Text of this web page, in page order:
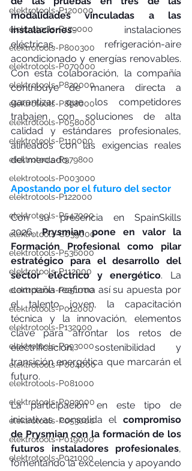
elektrotools-P120000
elektrotools-P179000
elektrotools-P800300
elektrotools-P070000
elektrotools-P820000
elektrotools-P898000
elektrotools-P058000
elektrotools-P110000
elektrotools-P979800
elektrotools-P003000
elektrotools-P122000
elektrotools-P547000
elektrotools-C039000
elektrotools-P536000
elektrotools-P112000
elektrotools-P051000
elektrotools-P012000
elektrotools-P132000
elektrotools-P993000
elektrotools-P004000
elektrotools-P081000
elektrotools-P093000
elektrotools-P053000
elektrotools-P019000
elektrotools-P021000
modalidades vinculadas a las
instalaciones- instalaciones
eléctricas, refrigeración-aire
acondicionado y energías renovables.
Con esta colaboración, la compañía
contribuye de manera directa a
garantizar que los competidores
trabajen con soluciones de alta
calidad y estándares profesionales,
alineados con las exigencias reales
del mercado.
Apostando por el futuro del sector
Con su presencia en SpainSkills
2026, Prysmian pone en valor la
Formación Profesional como pilar
estratégico para el desarrollo del
sector eléctrico y energético. La
compañía reafirma así su apuesta por
el talento joven, la capacitación
técnica y la innovación, elementos
clave para afrontar los retos de
electrificación, sostenibilidad y
transición energética que marcarán el
futuro.
La participación en este tipo de
iniciativas consolida el compromiso
de Prysmian con la formación de los
futuros instaladores profesionales,
fomentando la excelencia y apoyando